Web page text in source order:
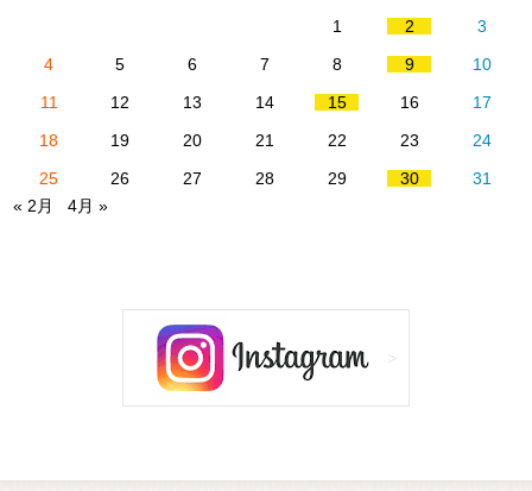
1
2
3
4
5 6 7 8 9
10
11
12 13 14 15 16
17
18
19 20 21 22 23
24
25
26 27 28 29 30
31
« 2月
4月 »